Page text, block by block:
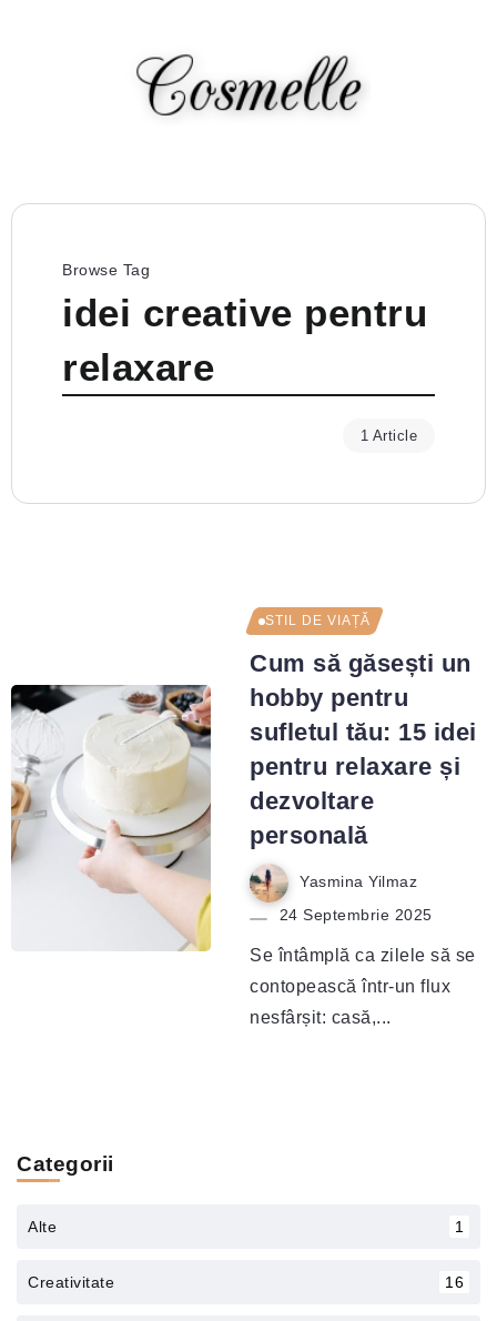
Browse Tag
idei creative pentru
relaxare
1 Article
STIL DE VIAȚĂ
Cum să găsești un
hobby pentru
sufletul tău: 15 idei
pentru relaxare și
dezvoltare
personală
Yasmina Yilmaz
24 Septembrie 2025
Se întâmplă ca zilele să se
contopească într-un flux
nesfârșit: casă,...
Categorii
Alte 1
Creativitate 16